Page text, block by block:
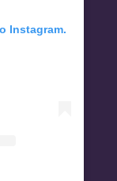
Instagram.